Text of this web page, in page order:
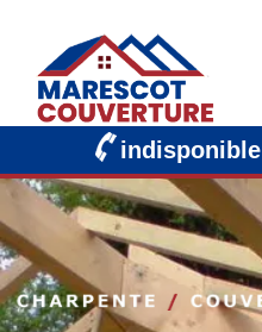
indisponible